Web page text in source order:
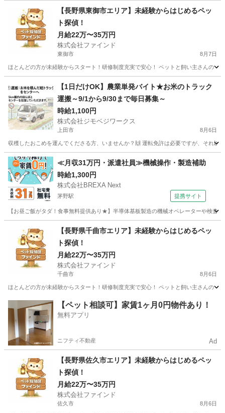
【長野県東御市エリア】未経験からはじめるペッ
ト探偵！
月給22万〜35万円
株式会社ファインド
東御市 8月7日
ほとんどの方が未経験からスタート！研修制度充実で安心！ ペットと飼い主さんの
その他 スタッフ
【1日だけOK】農業単発バイト★お米のトラック
運搬～9/1から9/30まで毎日募集～
時給1,100円
株式会社ジモベジワークス
上田市 8月6日
収穫したおこめを運んでくださる方、いませんか？🙌 運転免許は必要ですが、それ
長野 上田市 その他 お米
≪月収31万円・派遣社員≫機械操作・製造補助
時給1,300円
株式会社BREXA Next
茅野駅 提携サイト
【お昼ご飯がタダ！食事無料提供あり★】半導体基板製造の機械オペレーターや検
茅野駅 その他
【長野県千曲市エリア】未経験からはじめるペッ
ト探偵！
月給22万〜35万円
株式会社ファインド
千曲市 8月6日
ほとんどの方が未経験からスタート！研修制度充実で安心！ ペットと飼い主さんの
千曲市 その他 スタッフ
【ペット相談可】家賃1ヶ月0円物件あり！
無料アプリ
ニフティ不動産 Ad
【長野県佐久市エリア】未経験からはじめるペッ
ト探偵！
月給22万〜35万円
株式会社ファインド
佐久市 8月6日